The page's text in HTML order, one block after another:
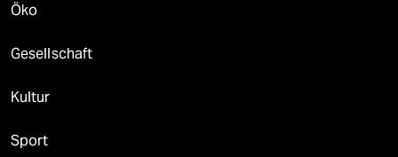
Öko
Gesellschaft
Kultur
Sport